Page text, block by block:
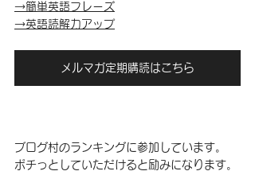
→簡単英語フレーズ
→英語読解力アップ
メルマガ定期購読はこちら
ブログ村のランキングに参加しています。
ポチっとしていただけると励みになります。